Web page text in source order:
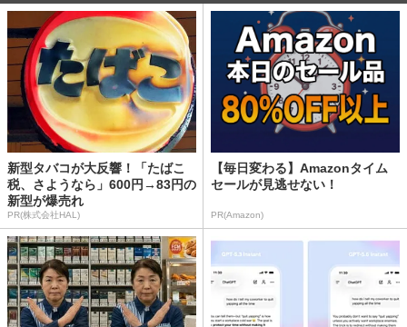
新型タバコが大反響！「たばこ
税、さようなら」600円→83円の
新型が爆売れ
PR(株式会社HAL)
【毎日変わる】Amazonタイム
セールが見逃せない！
PR(Amazon)